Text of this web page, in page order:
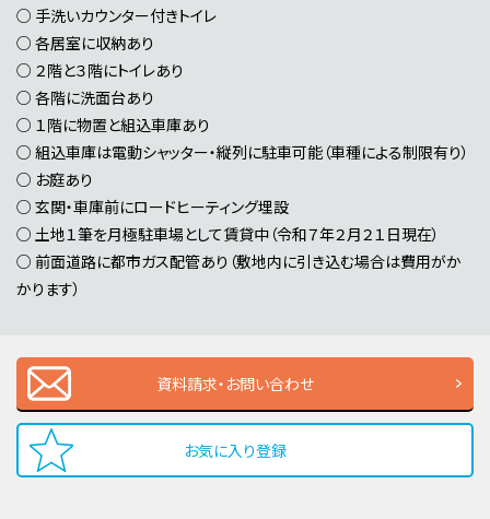
○ 手洗いカウンター付きトイレ
○ 各居室に収納あり
○ ２階と３階にトイレあり
○ 各階に洗面台あり
○ １階に物置と組込車庫あり
○ 組込車庫は電動シャッター・縦列に駐車可能（車種による制限有り）
○ お庭あり
○ 玄関・車庫前にロードヒーティング埋設
○ 土地１筆を月極駐車場として賃貸中（令和７年２月２１日現在）
○ 前面道路に都市ガス配管あり（敷地内に引き込む場合は費用がか
かります）
資料請求・お問い合わせ
お気に入り登録